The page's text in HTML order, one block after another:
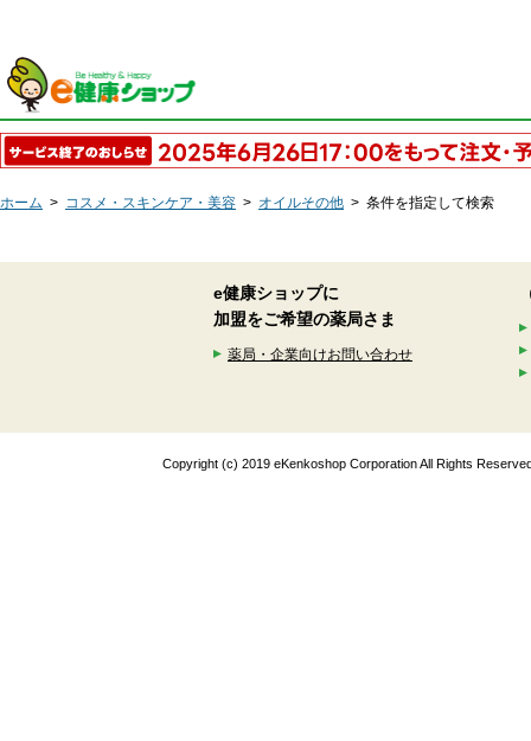
ホーム > コスメ・スキンケア・美容 > オイルその他 > 条件を指定して検索
e健康ショップに
加盟をご希望の薬局さま
薬局・企業向けお問い合わせ
Copyright (c) 2019 eKenkoshop Corporation All Rights